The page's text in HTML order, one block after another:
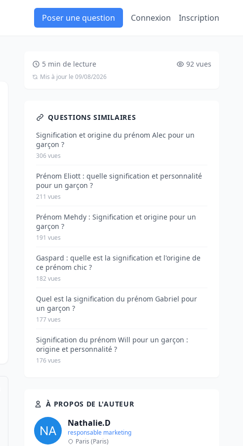
Poser une question Connexion Inscription
5 min de lecture 92 vues
Mis à jour le 09/08/2026
QUESTIONS SIMILAIRES
Signification et origine du prénom Alec pour un
garçon ?
306 vues
Prénom Eliott : quelle signification et personnalité
pour un garçon ?
211 vues
Prénom Mehdy : Signification et origine pour un
garçon ?
191 vues
Gaspard : quelle est la signification et l'origine de
ce prénom chic ?
182 vues
Quel est la signification du prénom Gabriel pour
un garçon ?
177 vues
Signification du prénom Will pour un garçon :
origine et personnalité ?
176 vues
À PROPOS DE L'AUTEUR
Nathalie.D
responsable marketing
Paris (Paris)